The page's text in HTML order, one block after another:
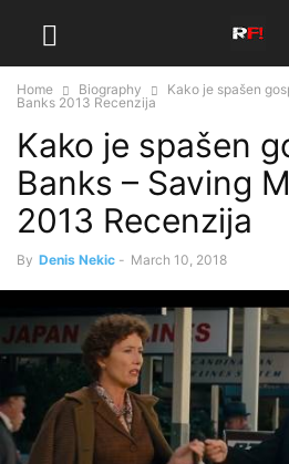
Home Biography
Kako je spašen
Banks 2013 Recenzija
Kako je spašen
Banks – Saving
2013 Recenzija
By Denis Nekic - March 10, 2018